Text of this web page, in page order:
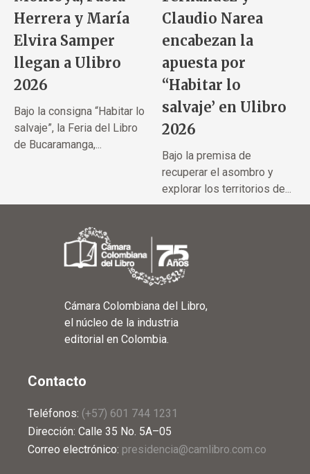
Herrera y María
Elvira Samper
llegan a Ulibro
2026
Bajo la consigna “Habitar lo
salvaje”, la Feria del Libro
de Bucaramanga,...
Claudio Narea
encabezan la
apuesta por
“Habitar lo
salvaje’ en Ulibro
2026
Bajo la premisa de
recuperar el asombro y
explorar los territorios de...
Cámara Colombiana del Libro,
el núcleo de la industria
editorial en Colombia.
Contacto
Teléfonos: (+57) 601 744 1231
Dirección: Calle 35 No. 5A–05
Correo electrónico: presidencia@camlibro.com.co